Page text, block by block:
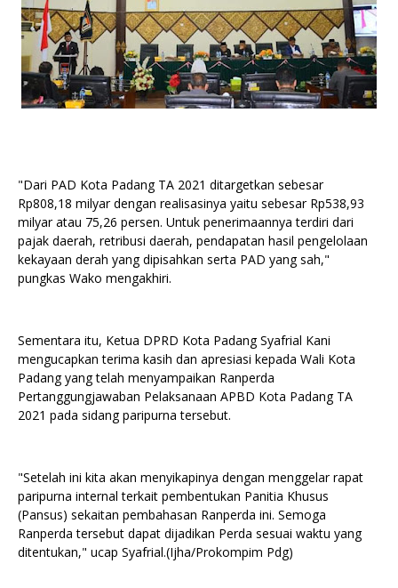
"Dari PAD Kota Padang TA 2021 ditargetkan sebesar
Rp808,18 milyar dengan realisasinya yaitu sebesar Rp538,93
milyar atau 75,26 persen. Untuk penerimaannya terdiri dari
pajak daerah, retribusi daerah, pendapatan hasil pengelolaan
kekayaan derah yang dipisahkan serta PAD yang sah,"
pungkas Wako mengakhiri.
Sementara itu, Ketua DPRD Kota Padang Syafrial Kani
mengucapkan terima kasih dan apresiasi kepada Wali Kota
Padang yang telah menyampaikan Ranperda
Pertanggungjawaban Pelaksanaan APBD Kota Padang TA
2021 pada sidang paripurna tersebut.
"Setelah ini kita akan menyikapinya dengan menggelar rapat
paripurna internal terkait pembentukan Panitia Khusus
(Pansus) sekaitan pembahasan Ranperda ini. Semoga
Ranperda tersebut dapat dijadikan Perda sesuai waktu yang
ditentukan," ucap Syafrial.(Ijha/Prokompim Pdg)